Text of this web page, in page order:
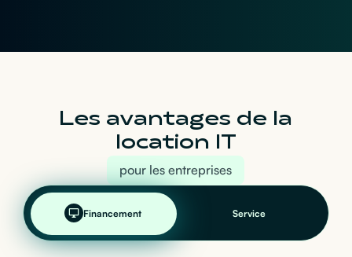
Les avantages de la
location IT
pour les entreprises
Financement Service